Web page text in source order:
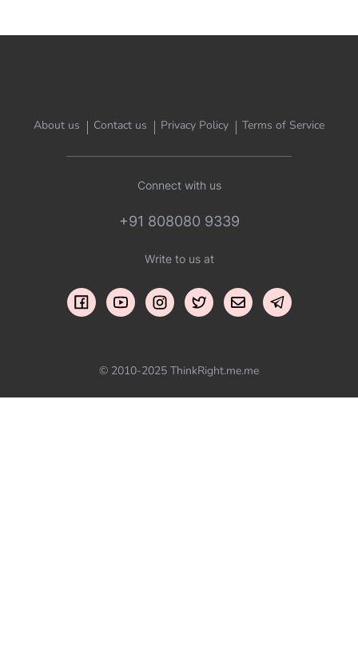
About us Contact us Privacy Policy Terms of Service
Connect with us
+91 808080 9339
Write to us at
© 2010-2025 ThinkRight.me.me